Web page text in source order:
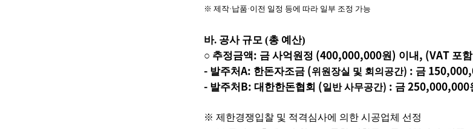
※ 제작·납품·이전 일정 등에 따라 일부 조정 가능
바. 공사 규모 (총 예산)
○ 추정금액: 금 사억원정 (400,000,000원) 이내 , (VAT 포함
- 발주처A: 한돈자조금 (위원장실 및 회의공간) : 금
- 발주처 B: 대한한돈협회 (일반 사무공간) : 금 250,000,000
※ 제한경쟁입찰 및 적격심사에 의한 시공업체 선정